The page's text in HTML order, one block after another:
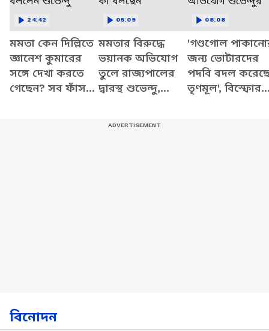
মমতা কেন দিল্লিতে
জ্ঞানেশ কুমারের
সঙ্গে দেখা করতে
গেছেন? সব ফাঁস
24:42
মমতার বিরুদ্ধে
ভয়ানক অভিযোগ
তুলে রাজ্যপালের
দ্বারস্থ শুভেন্দু,
05:09
'গণ্ডগোল
জন্য ভোটারদের
পদবি বদল
তৃণমূল',
08:08
বিনোদন